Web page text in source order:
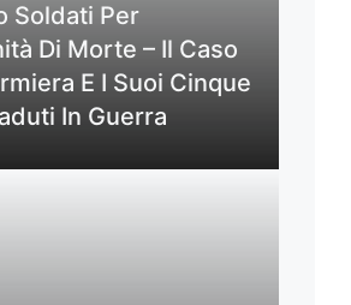
Soldati Per
Di Morte – Il Caso
E I Suoi Cinque
In Guerra